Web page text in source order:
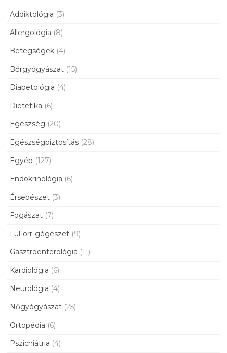
Addiktológia (3)
Allergológia (8)
Betegségek (4)
Bőrgyógyászat (15)
Diabetológia (4)
Dietetika (6)
Egészség (20)
Egészségbiztosítás (28)
Egyéb (127)
Endokrinológia (6)
Érsebészet (3)
Fogászat (7)
Fül-orr-gégészet (9)
Gasztroenterológia (11)
Kardiológia (6)
Neurológia (4)
Nőgyógyászat (25)
Ortopédia (6)
Pszichiátria (4)